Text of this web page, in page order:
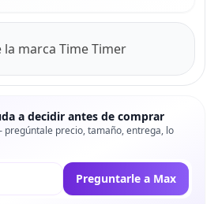
marca Time Timer
a decidir antes de comprar
pregúntale precio, tamaño, entrega, lo
Preguntarle a Max